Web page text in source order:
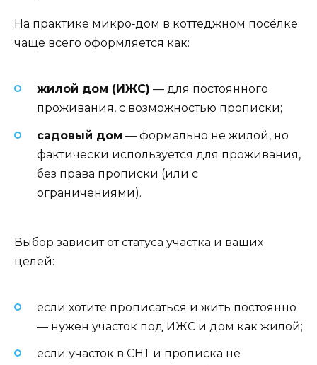
На практике микро‑дом в коттеджном посёлке
чаще всего оформляется как:
жилой дом (ИЖС) — для постоянного
проживания, с возможностью прописки;
садовый дом — формально не жилой, но
фактически используется для проживания,
без права прописки (или с
ограничениями).
Выбор зависит от статуса участка и ваших
целей:
если хотите прописаться и жить постоянно
— нужен участок под ИЖС и дом как жилой;
если участок в СНТ и прописка не